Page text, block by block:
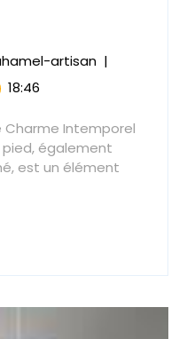
artisanLe
Miroir
en
Pied
Réunies
|
18:46
Charme Intemporel
pied, également
est un élément